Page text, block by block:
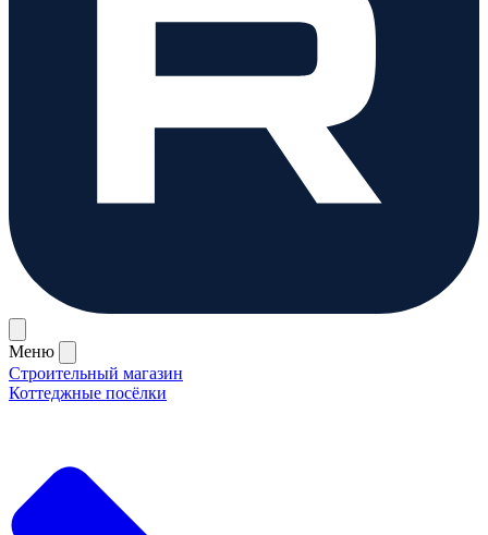
Меню
Строительный магазин
Коттеджные посёлки